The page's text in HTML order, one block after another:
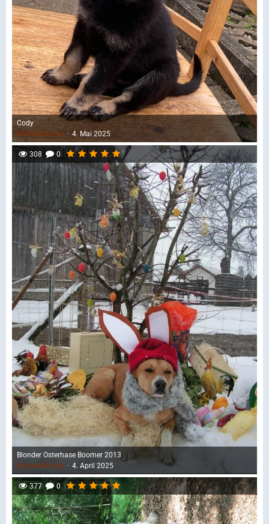
Cody
Boomer&Hicks
4. Mai 2025
308 0
Blonder Osterhase Boomer 2013
Boomer&Hicks
4. April 2025
377 0